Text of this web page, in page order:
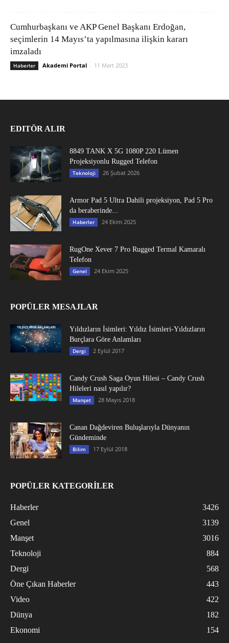
Cumhurbaşkanı ve AKP Genel Başkanı Erdoğan,
seçimlerin 14 Mayıs’ta yapılmasına ilişkin kararı
imzaladı
Haberler Akademi Portal - 11 Mart 2023
EDITÖR ALIR
8849 TANK X 5G 1080P 220 Lümen
Projeksiyonlu Rugged Telefon
Teknoloji 26 Şubat 2026
Armor Pad 5 Ultra Dahili projeksiyon, Pad 5 Pro
da beraberinde...
Haberler 24 Ekim 2025
RugOne Xever 7 Pro Rugged Termal Kamaralı
Telefon
Genel 24 Ekim 2025
POPÜLER MESAJLAR
Yıldızların İsimleri: Yıldız İsimleri-Yıldızların
Burçlara Göre Anlamları
Dergi 2 Eylül 2017
Candy Crush Saga Oyun Hilesi – Candy Crush
Hileleri nasıl yapılır?
Manşet 28 Mayıs 2018
Canan Dağdeviren Buluşlarıyla Dünyanın
Gündeminde
Bilim 17 Eylül 2018
POPÜLER KATEGORİLER
Haberler
3426
Genel
3139
Manşet
3016
Teknoloji
884
Dergi
568
Öne Çıkan Haberler
443
Video
422
Dünya
182
Ekonomi
154